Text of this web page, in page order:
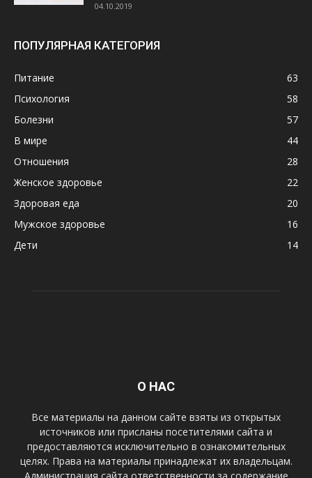
04.10.2019
ПОПУЛЯРНАЯ КАТЕГОРИЯ
Питание
63
Психология
58
Болезни
57
В мире
44
Отношения
28
Женское здоровье
22
Здоровая еда
20
Мужское здоровье
16
Дети
14
О НАС
Все материалы на данном сайте взяты из открытых
источников или присланы посетителями сайта и
предоставляются исключительно в ознакомительных
целях. Права на материалы принадлежат их владельцам.